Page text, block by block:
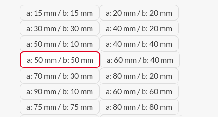
a: 15 mm / b: 15 mm
a: 20 mm / b: 20 mm
a: 30 mm / b: 30 mm
a: 40 mm / b: 20 mm
a: 50 mm / b: 10 mm
a: 40 mm / b: 40 mm
a: 50 mm / b: 50 mm
a: 60 mm / b: 40 mm
a: 70 mm / b: 30 mm
a: 80 mm / b: 20 mm
a: 90 mm / b: 10 mm
a: 60 mm / b: 60 mm
a: 75 mm / b: 75 mm
a: 80 mm / b: 80 mm